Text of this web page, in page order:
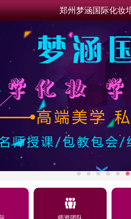
郑州梦涵国际化妆